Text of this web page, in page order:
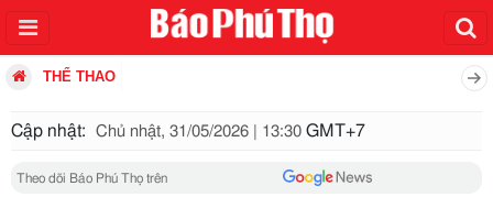
THỂ THAO
Cập nhật: Chủ nhật, 31/05/2026 | 13:30 GMT+7
Theo dõi Báo Phú Thọ trên